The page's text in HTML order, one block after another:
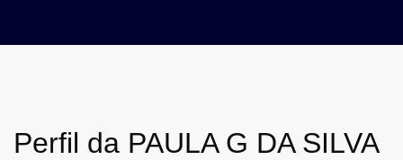
Perfil da PAULA G DA SILVA